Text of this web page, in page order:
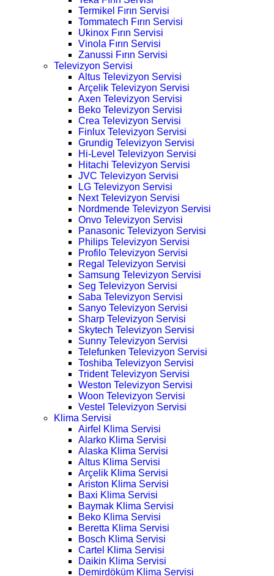
Termikel Fırın Servisi
Tommatech Fırın Servisi
Ukinox Fırın Servisi
Vinola Fırın Servisi
Zanussi Fırın Servisi
Televizyon Servisi
Altus Televizyon Servisi
Arçelik Televizyon Servisi
Axen Televizyon Servisi
Beko Televizyon Servisi
Crea Televizyon Servisi
Finlux Televizyon Servisi
Grundig Televizyon Servisi
Hi-Level Televizyon Servisi
Hitachi Televizyon Servisi
JVC Televizyon Servisi
LG Televizyon Servisi
Next Televizyon Servisi
Nordmende Televizyon Servisi
Onvo Televizyon Servisi
Panasonic Televizyon Servisi
Philips Televizyon Servisi
Profilo Televizyon Servisi
Regal Televizyon Servisi
Samsung Televizyon Servisi
Seg Televizyon Servisi
Saba Televizyon Servisi
Sanyo Televizyon Servisi
Sharp Televizyon Servisi
Skytech Televizyon Servisi
Sunny Televizyon Servisi
Telefunken Televizyon Servisi
Toshiba Televizyon Servisi
Trident Televizyon Servisi
Weston Televizyon Servisi
Woon Televizyon Servisi
Vestel Televizyon Servisi
Klima Servisi
Airfel Klima Servisi
Alarko Klima Servisi
Alaska Klima Servisi
Altus Klima Servisi
Arçelik Klima Servisi
Ariston Klima Servisi
Baxi Klima Servisi
Baymak Klima Servisi
Beko Klima Servisi
Beretta Klima Servisi
Bosch Klima Servisi
Cartel Klima Servisi
Daikin Klima Servisi
Demirdöküm Klima Servisi